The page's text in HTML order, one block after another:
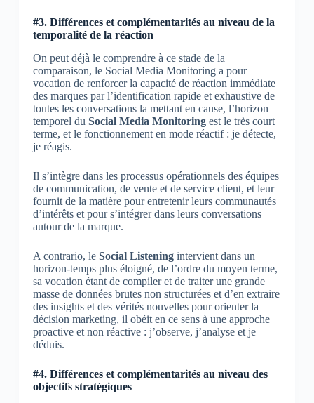
#3. Différences et complémentarités au niveau de la
temporalité de la réaction
On peut déjà le comprendre à ce stade de la
comparaison, le Social Media Monitoring a pour
vocation de renforcer la capacité de réaction immédiate
des marques par l’identification rapide et exhaustive de
toutes les conversations la mettant en cause, l’horizon
temporel du Social Media Monitoringest le très court
terme, et le fonctionnement en mode réactif : je détecte,
je réagis.
Il s’intègre dans les processus opérationnels des équipes
de communication, de vente et de service client, et leur
fournit de la matière pour entretenir leurs communautés
d’intérêts et pour s’intégrer dans leurs conversations
autour de la marque.
A contrario, le Social Listeningintervient dans un
horizon-temps plus éloigné, de l’ordre du moyen terme,
sa vocation étant de compiler et de traiter une grande
masse de données brutes non structurées et d’en extraire
des insights et des vérités nouvelles pour orienter la
décision marketing, il obéit en ce sens à une approche
proactive et non réactive : j’observe, j’analyse et je
déduis.
#4. Différences et complémentarités au niveau des
objectifs stratégiques